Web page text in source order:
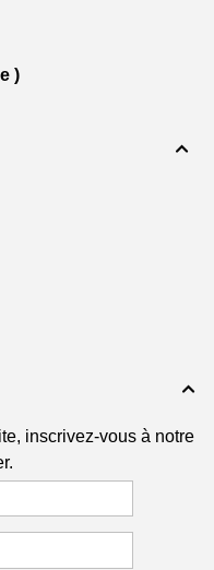
)


inscrivez-vous à notre